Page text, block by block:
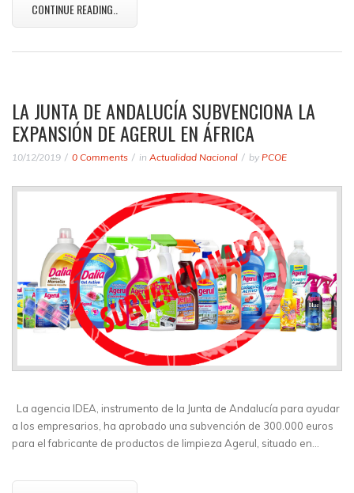
CONTINUE READING..
LA JUNTA DE ANDALUCÍA SUBVENCIONA LA
EXPANSIÓN DE AGERUL EN ÁFRICA
10/12/2019 0 Comments in Actualidad Nacional by PCOE
La agencia IDEA, instrumento de la Junta de Andalucía para ayudar
a los empresarios, ha aprobado una subvención de 300.000 euros
para el fabricante de productos de limpieza Agerul, situado en…